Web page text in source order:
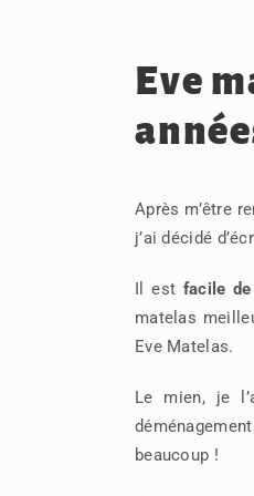
Eve
Après m’être
j’ai décidé
Il est facile
matelas
Eve Matelas.
Le mien, je
beaucoup !